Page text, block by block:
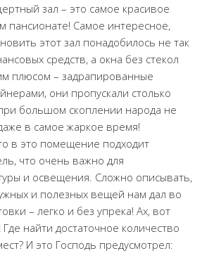
зал – это самое красивое
пансионате! Самое интересное,
этот зал понадобилось не так
средств, а окна без стекол
плюсом – задрапированные
они пропускали столько
большом скоплении народа не
в самое жаркое время!
в это помещение подходит
что очень важно для
и освещения. Сложно описывать,
и полезных вещей нам дал во
– легко и без упрека! Ах, вот
найти достаточное количество
И это Господь предусмотрел: